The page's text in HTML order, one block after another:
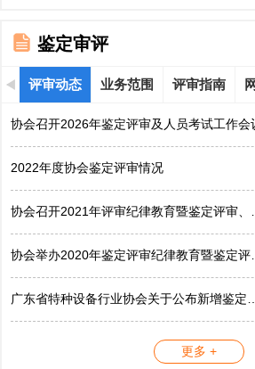
鉴定审评
评审动态 业务范围 评审指南
协会召开2026年鉴定评审及人员考试工作会
2022年度协会鉴定评审情况
协会召开
协会举办
广东省特种设备行业协会关
更多 +